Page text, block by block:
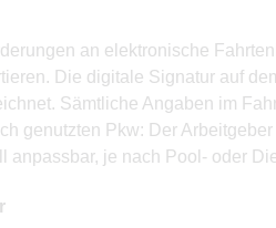
an elektronische
Die digitale Signatur auf
Sämtliche Angaben im
genutzten Pkw: Der
anpassbar, je nach Pool- oder